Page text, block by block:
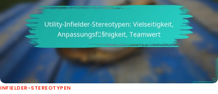
INFIELDER-STEREOTYPEN